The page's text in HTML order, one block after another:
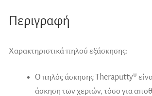
Περιγραφή
Χαρακτηριστικά πηλού εξάσκησης:
Ο πηλός άσκησης Theraputty®
άσκηση των χεριών, τόσο για